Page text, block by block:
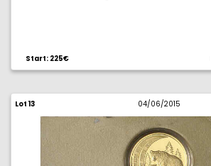
Start: 225€
Lot 13 04/06/2015